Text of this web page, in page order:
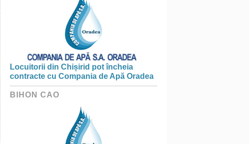
Locuitorii din Chișirid pot încheia
contracte cu Compania de Apă Oradea
BIHON CAO